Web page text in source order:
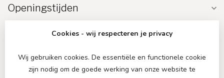
Openingstijden
Cookies - wij respecteren je privacy
Wij gebruiken cookies. De essentiële en functionele cookie
zijn nodig om de goede werking van onze website te